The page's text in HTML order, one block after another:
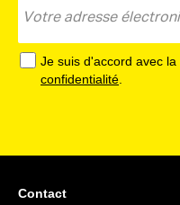
Je suis d'accord avec la
confidentialité
Contact